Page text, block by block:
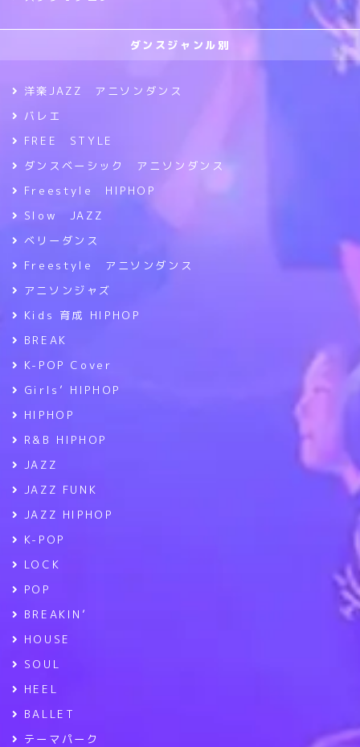
ダンスジャンル別
洋楽JAZZ アニソンダンス
バレエ
FREE STYLE
ダンスベーシック アニソンダンス
Freestyle HIPHOP
Slow JAZZ
ベリーダンス
Freestyle アニソンダンス
アニソンジャズ
Kids 育成 HIPHOP
BREAK
K-POP Cover
Girls’ HIPHOP
HIPHOP
R&B HIPHOP
JAZZ
JAZZ FUNK
JAZZ HIPHOP
K-POP
LOCK
POP
BREAKIN’
HOUSE
SOUL
HEEL
BALLET
テーマパーク